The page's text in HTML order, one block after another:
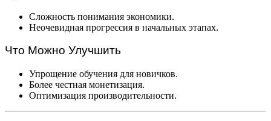
Сложность понимания экономики.
Неочевидная прогрессия в начальных этапах.
Что Можно Улучшить
Упрощение обучения для новичков.
Более честная монетизация.
Оптимизация производительности.